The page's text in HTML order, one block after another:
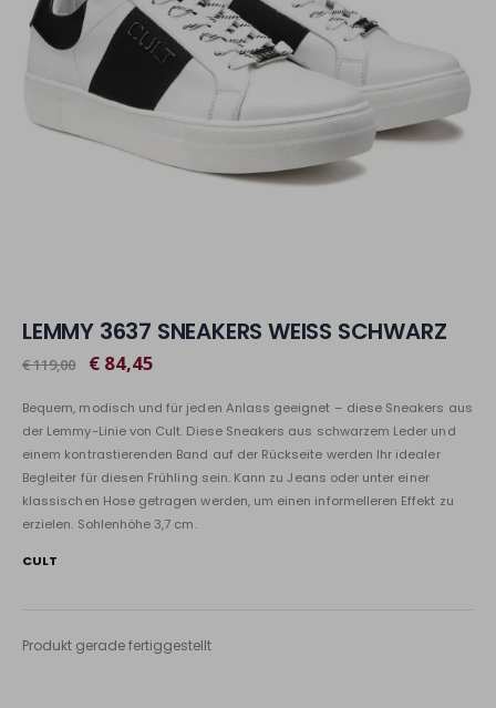
LEMMY 3637 SNEAKERS WEISS SCHWARZ
€ 119,00 € 84,45
Bequem, modisch und für jeden Anlass geeignet – diese Sneakers aus
der Lemmy-Linie von Cult. Diese Sneakers aus schwarzem Leder und
einem kontrastierenden Band auf der Rückseite werden Ihr idealer
Begleiter für diesen Frühling sein. Kann zu Jeans oder unter einer
klassischen Hose getragen werden, um einen informelleren Effekt zu
erzielen. Sohlenhöhe 3,7 cm.
CULT
Produkt gerade fertiggestellt